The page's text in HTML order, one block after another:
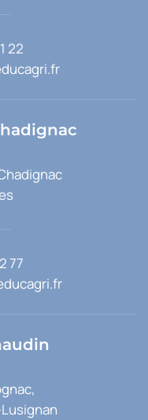
22
77